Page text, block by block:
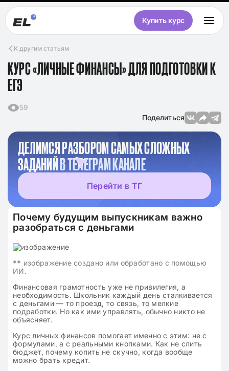
Купить курс
К другим статьям
КУРС «ЛИЧНЫЕ ФИНАНСЫ» ДЛЯ ПОДГОТОВКИ К
ЕГЭ
59
Поделиться
ДЕЛИМСЯ РАЗБОРОМ САМЫХ СЛОЖНЫХ
ЗАДАНИЙВ ТЕЛЕГРАМ КАНАЛЕ
Перейти в ТГ
Почему будущим выпускникам важно
разобраться с деньгами
** изображение создано или обработано с помощью
ИИ.
Финансовая грамотность уже не привилегия, а
необходимость. Школьник каждый день сталкивается
с деньгами — то проезд, то связь, то мелкие
подработки. Но как ими управлять, обычно никто не
объясняет.
Курс личных финансов помогает именно с этим: не с
формулами, а с реальными кнопками. Как не слить
бюджет, почему копить не скучно, когда вообще
можно брать кредит.